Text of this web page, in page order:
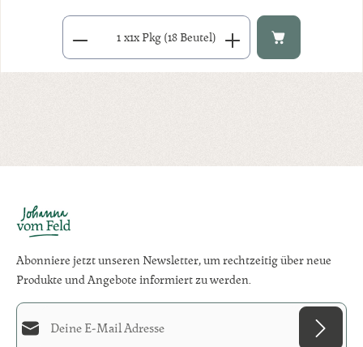
Produkt Anzahl: Gib den gewünschten Wert ein oder benutze
x1x Pkg (18 Beutel)
Abonniere jetzt unseren Newsletter, um rechtzeitig über neue
Produkte und Angebote informiert zu werden.
E-Mail-Adresse*